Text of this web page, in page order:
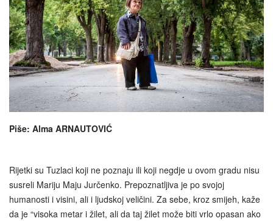
Piše: Alma ARNAUTOVIĆ
Rijetki su Tuzlaci koji ne poznaju ili koji negdje u ovom gradu nisu
susreli Mariju Maju Jurčenko. Prepoznatljiva je po svojoj
humanosti i visini, ali i ljudskoj veličini. Za sebe, kroz smijeh, kaže
da je “visoka metar i žilet, ali da taj žilet može biti vrlo opasan ako